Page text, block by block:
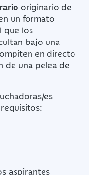
originario de
un formato
que los
bajo una
en directo
de una pelea de
es
aspirantes